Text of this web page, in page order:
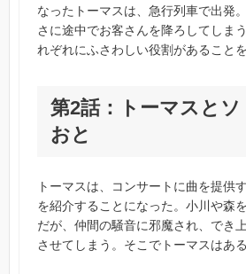
なったトーマスは、急行列車で出発
さに途中でお客さんを降ろしてしま
れぞれにふさわしい役割があることを
第2話：トーマスと
おと
トーマスは、コンサートに曲を提供
を紹介することになった。小川や森
だが、仲間の騒音に邪魔され、でき
させてしまう。そこでトーマスはあ